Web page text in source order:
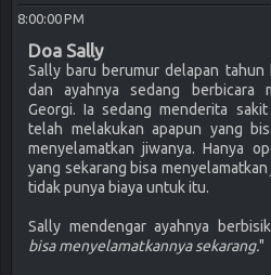
8:00:00 PM
Doa Sally
Sally baru berumur delapan tahun
dan ayahnya sedang berbicara
Georgi. Ia sedang menderita
telah melakukan apapun yang
menyelamatkan jiwanya. Hanya
yang sekarang bisa
tidak punya biaya untuk itu.
Sally mendengar ayahnya
bisa menyelamatkannya sekarang."